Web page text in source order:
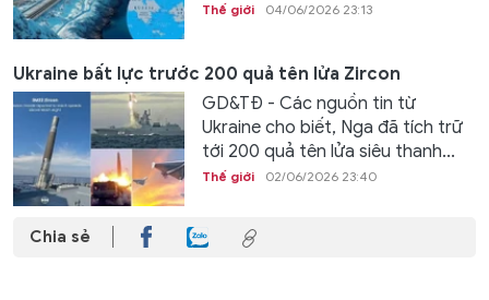
Thế giới 04/06/2026 23:13
Ukraine bất lực trước 200 quả tên lửa Zircon
GD&TĐ - Các nguồn tin từ
Ukraine cho biết, Nga đã tích trữ
tới 200 quả tên lửa siêu thanh...
Thế giới 02/06/2026 23:40
Chia sẻ